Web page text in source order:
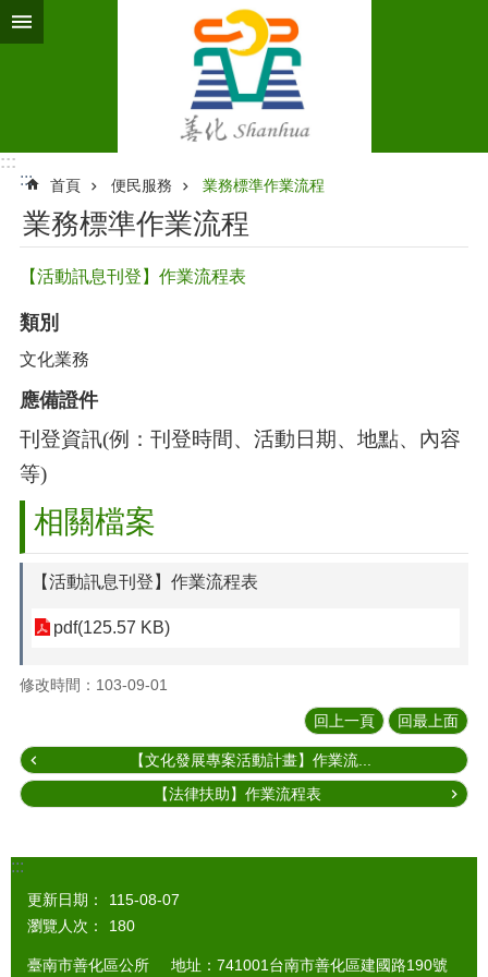
跳到主要內容區塊
:::
:::
首頁 便民服務 業務標準作業流程‭
業務標準作業流程‭
【活動訊息刊登】作業流程表
類別
文化業務
應備證件
刊登資訊(例：刊登時間、活動日期、地點、內容
等)
相關檔案
【活動訊息刊登】作業流程表
pdf(125.57 KB)
修改時間：103-09-01
回上一頁 回最上面
【文化發展專案活動計畫】作業流...
【法律扶助】作業流程表
:::
更新日期：
115-08-07
瀏覽人次：
180
臺南市善化區公所 地址：741001台南市善化區建國路190號